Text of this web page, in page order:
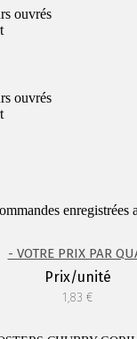
ouvrés
ouvrés
- VOTRE PRIX PAR
Prix/unité
1,83 €